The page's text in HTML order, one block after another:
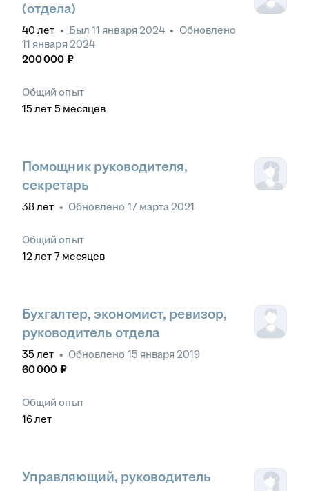
(отдела)
40 лет • Был 11 января 2024 • Обновлено
11 января 2024
200 000 ₽
Общий опыт
15 лет 5 месяцев
Помощник руководителя,
секретарь
38лет • Обновлено 17 марта 2021
Общий опыт
12 лет 7 месяцев
Бухгалтер, экономист, ревизор,
руководитель отдела
35 лет • Обновлено 15 января 2019
60 000 ₽
Общий опыт
16лет
Управляющий, руководитель